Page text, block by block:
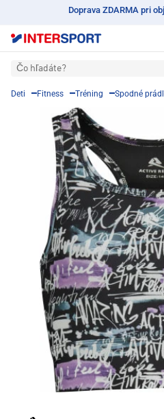
Doprava ZDARMA pri
Čo hľadáte?
Deti Fitness Tréning Spodné